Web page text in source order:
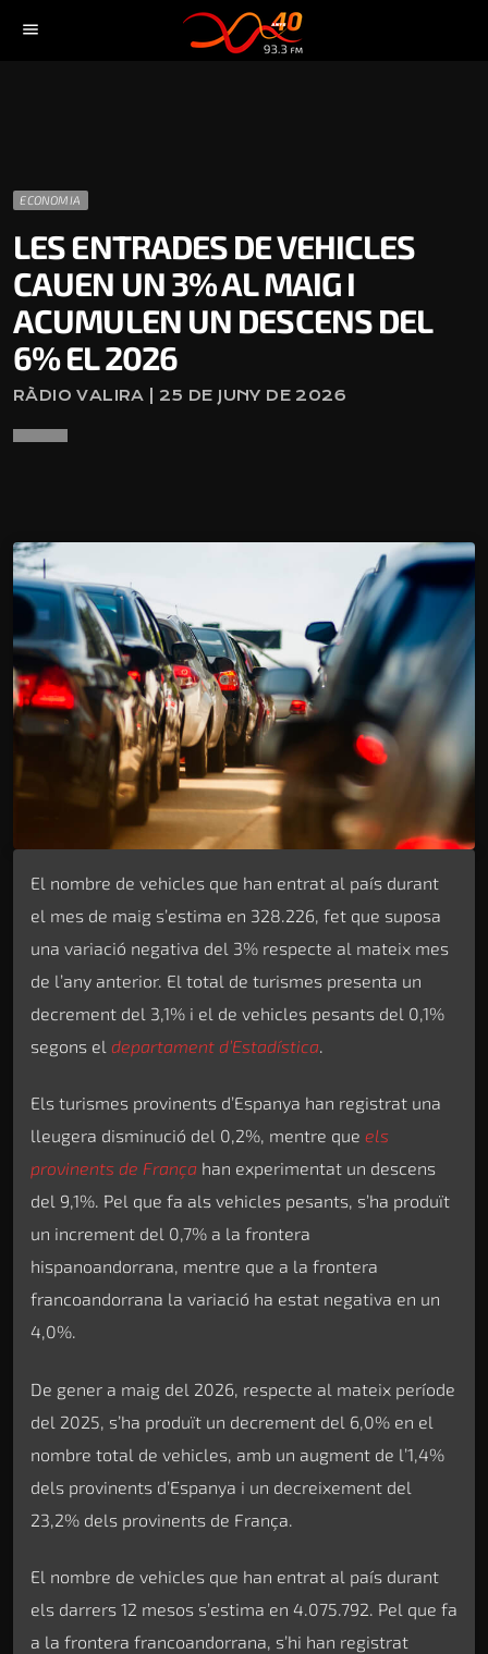
menu
ECONOMIA
LES ENTRADES DE VEHICLES
CAUEN UN 3% AL MAIG I
ACUMULEN UN DESCENS DEL
6% EL 2026
RÀDIO VALIRA | 25 DE JUNY DE 2026
El nombre de vehicles que han entrat al país durant
el mes de maig s’estima en 328.226, fet que suposa
una variació negativa del 3% respecte al mateix mes
de l’any anterior. El total de turismes presenta un
decrement del 3,1% i el de vehicles pesants del 0,1%
segons el departament d’Estadística.
Els turismes provinents d’Espanya han registrat una
lleugera disminució del 0,2%, mentre que els
provinents de França han experimentat un descens
del 9,1%. Pel que fa als vehicles pesants, s’ha produït
un increment del 0,7% a la frontera
hispanoandorrana, mentre que a la frontera
francoandorrana la variació ha estat negativa en un
4,0%.
De gener a maig del 2026, respecte al mateix període
del 2025, s’ha produït un decrement del 6,0% en el
nombre total de vehicles, amb un augment de l’1,4%
dels provinents d’Espanya i un decreixement del
23,2% dels provinents de França.
El nombre de vehicles que han entrat al país durant
els darrers 12 mesos s’estima en 4.075.792. Pel que fa
a la frontera francoandorrana, s’hi han registrat